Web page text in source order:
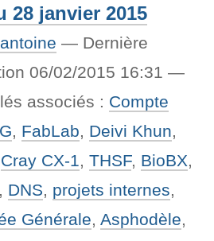
28 janvier 2015
antoine — Dernière
06/02/2015 16:31—
associés : Compte
, FabLab, Deivi Khun,
Cray CX-1, THSF, BioBX,
, DNS, projets internes,
Générale, Asphodèle,